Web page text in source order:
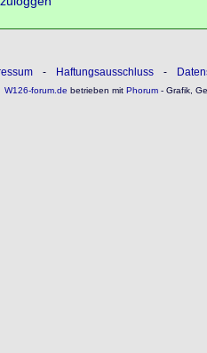
- Haftungsausschluss -
W126-forum.de betrieben mitPhorum- Grafik,